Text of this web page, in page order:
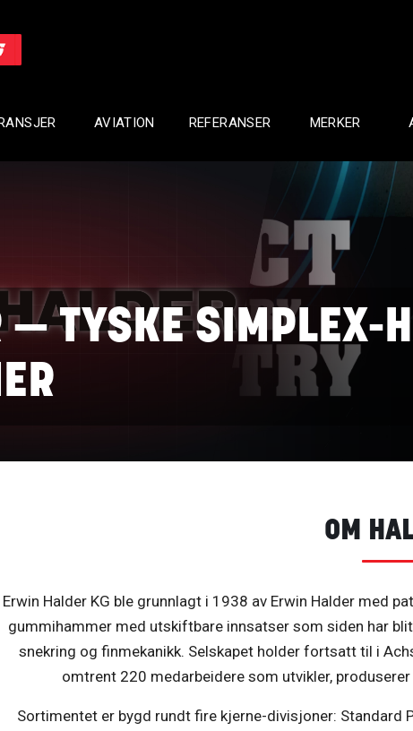
AVIATION REFERANSER MERKER
— TYSKE SIMPLEX-
OM
Erwin Halder KG ble grunnlagt i 1938 av Erwin Halder med
gummihammer med utskiftbare innsatser som siden har
snekring og finmekanikk. Selskapet holder fortsatt til i
omtrent 220 medarbeidere som utvikler,
Sortimentet er bygd rundt fire kjerne-divisjoner: Standard